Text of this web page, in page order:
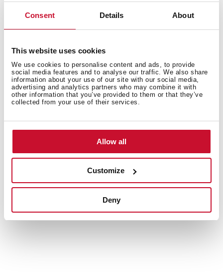
Consent Details About
This website uses cookies
We use cookies to personalise content and ads, to provide
social media features and to analyse our traffic. We also share
information about your use of our site with our social media,
advertising and analytics partners who may combine it with
other information that you’ve provided to them or that they’ve
collected from your use of their services.
Allow all
Customize
Deny
Doskonałe rezultaty, jednorodne
wypieczenie
chrupiących ciasteczek. System SurroundTemp
zapewnia perfekcyjne rozprowadzenie temperatury,
dzięki zastosowaniu dodatkowego oporu w tylnej
części komory piekarnika.